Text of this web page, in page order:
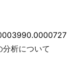
分析について